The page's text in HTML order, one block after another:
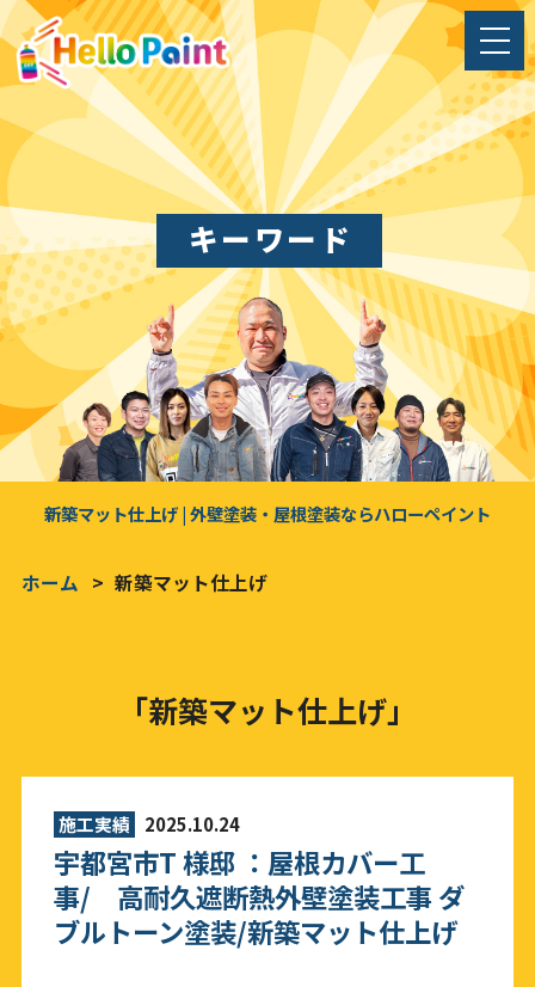
キーワード
新築マット仕上げ | 外壁塗装・屋根塗装ならハローペイント
ホーム 新築マット仕上げ
「新築マット仕上げ」
施工実績 2025.10.24
宇都宮市T 様邸 ：屋根カバー工
事/ 高耐久遮断熱外壁塗装工事 ダ
ブルトーン塗装/新築マット仕上げ